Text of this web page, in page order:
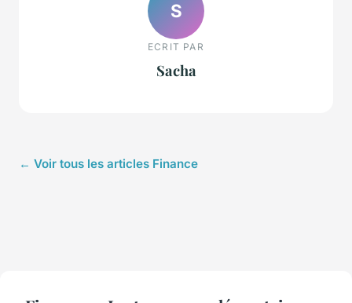
S
ECRIT PAR
Sacha
← Voir tous les articles Finance